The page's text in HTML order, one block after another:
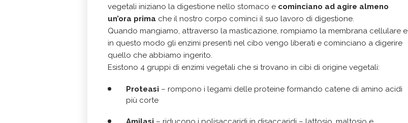
vegetali iniziano la digestione nello stomaco e cominciano ad agire almeno
un’ora prima che il nostro corpo cominci il suo lavoro di digestione.
Quando mangiamo, attraverso la masticazione, rompiamo la membrana cellulare e
in questo modo gli enzimi presenti nel cibo vengo liberati e cominciano a digerire
quello che abbiamo ingerito.
Esistono 4 gruppi di enzimi vegetali che si trovano in cibi di origine vegetali:
Proteasi – rompono i legami delle proteine formando catene di amino acidi
più corte